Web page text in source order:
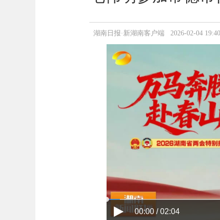
湖南日报·新湖南客户端 2026-02-04
00:00 / 02:04